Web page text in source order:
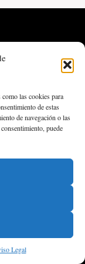
las cookies para
de estas
de navegación o las
puede
Legal
DE LA
|